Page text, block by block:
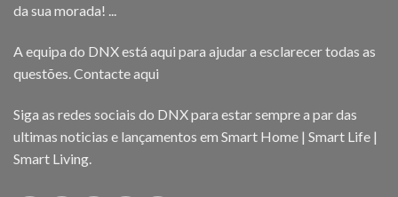
da sua morada! ...
A equipa do DNX está aqui para ajudar a esclarecer todas as
questões. Contacte aqui
Siga as redes sociais do DNX para estar sempre a par das
ultimas noticias e lançamentos em Smart Home | Smart Life |
Smart Living.